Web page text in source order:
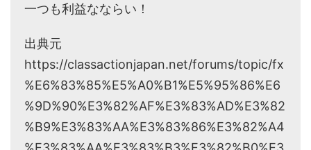
一つも利益なならい！
出典元
https://classactionjapan.net/forums/topic/fx
%E6%83%85%E5%A0%B1%E5%95%86%E6
%9D%90%E3%82%AF%E3%83%AD%E3%82
%B9%E3%83%AA%E3%83%86%E3%82%A4